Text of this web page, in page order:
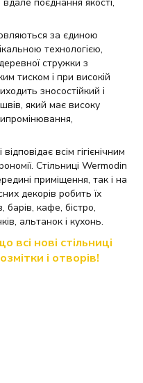
за єдиною
технологією,
стружки з
тиском і при високій
зносостійкий і
який має високу
всім гігієнічним
Стільниці Wermodin
приміщення, так і на
декорів робить їх
барів, кафе, бістро,
альтанок і кухонь.
нові стільниці
і отворів!